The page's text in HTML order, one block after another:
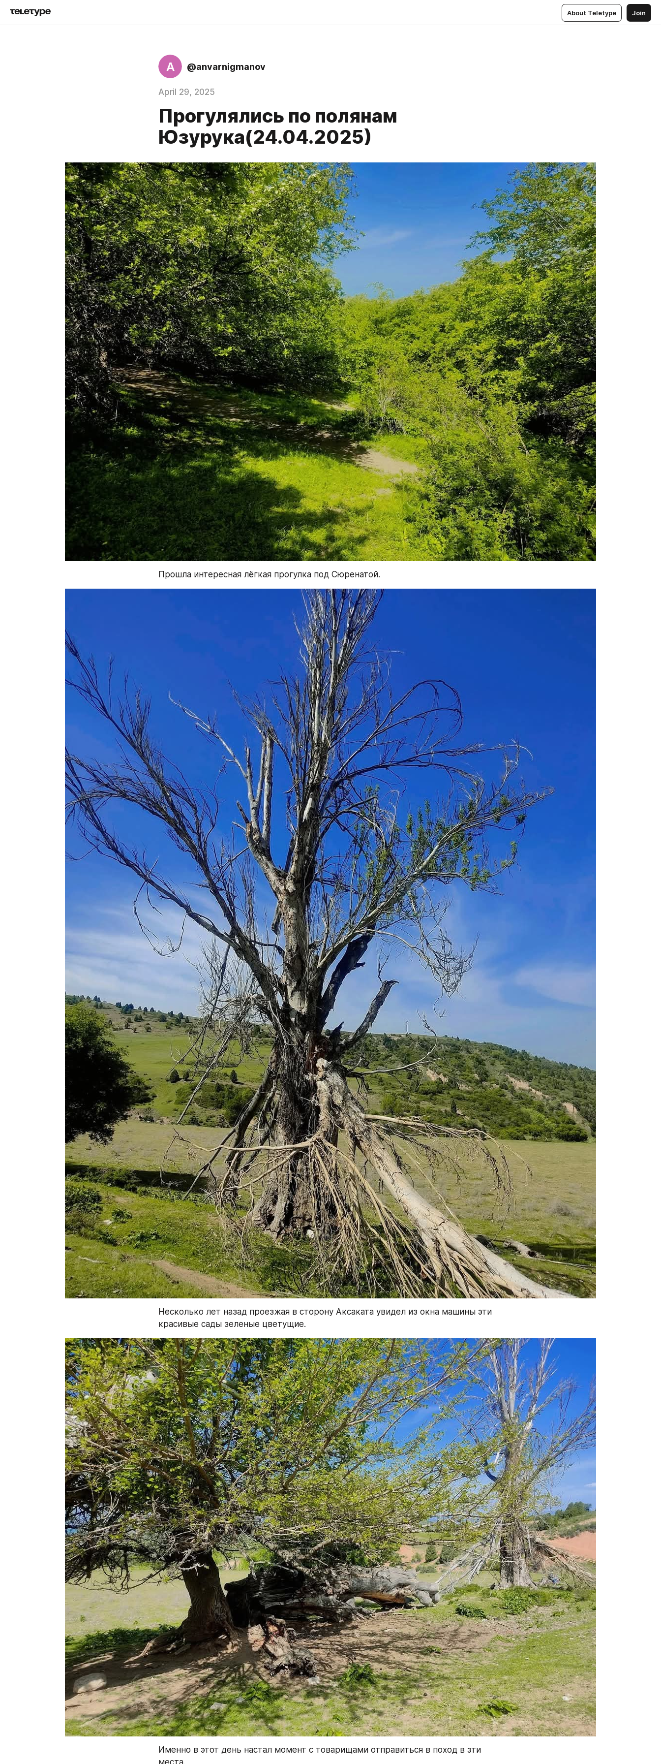
About Teletype Join
A @anvarnigmanov
April 29, 2025
Прогулялись по полянам
Юзурука(24.04.2025)
Прошла интересная лёгкая прогулка под Сюренатой.
Несколько лет назад проезжая в сторону Аксаката увидел из окна машины эти
красивые сады зеленые цветущие.
Именно в этот день настал момент с товарищами отправиться в поход в эти
места.